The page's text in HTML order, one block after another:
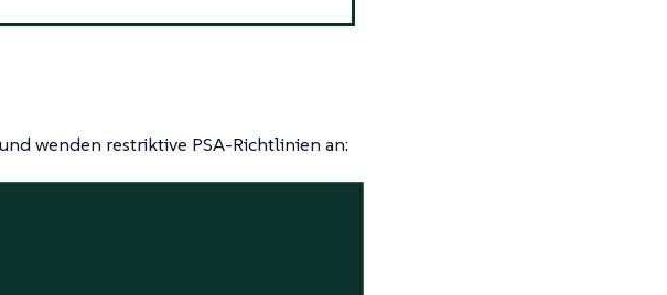
wenden restriktive PSA-Richtlinien an: